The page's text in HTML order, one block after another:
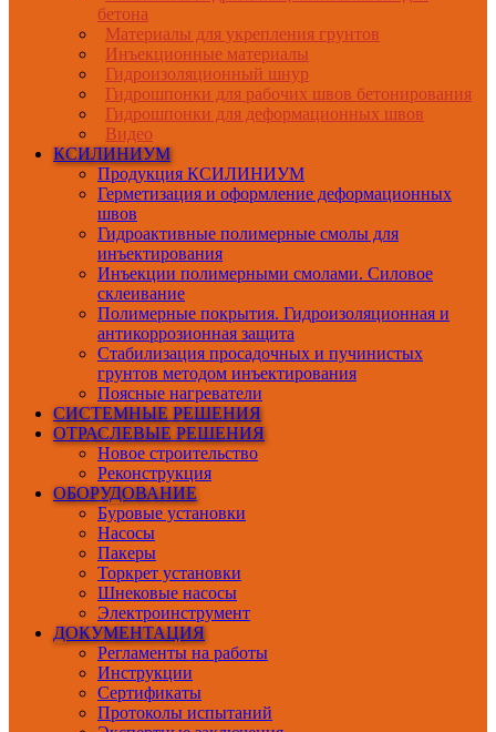
бетона
Материалы для укрепления грунтов
Инъекционные материалы
Гидроизоляционный шнур
Гидрошпонки для рабочих швов бетонирования
Гидрошпонки для деформационных швов
Видео
КСИЛИНИУМ
Продукция КСИЛИНИУМ
Герметизация и оформление деформационных
швов
Гидроактивные полимерные смолы для
инъектирования
Инъекции полимерными смолами. Силовое
склеивание
Полимерные покрытия. Гидроизоляционная и
антикоррозионная защита
Стабилизация просадочных и пучинистых
грунтов методом инъектирования
Поясные нагреватели
СИСТЕМНЫЕ РЕШЕНИЯ
ОТРАСЛЕВЫЕ РЕШЕНИЯ
Новое строительство
Реконструкция
ОБОРУДОВАНИЕ
Буровые установки
Насосы
Пакеры
Торкрет установки
Шнековые насосы
Электроинструмент
ДОКУМЕНТАЦИЯ
Регламенты на работы
Инструкции
Сертификаты
Протоколы испытаний